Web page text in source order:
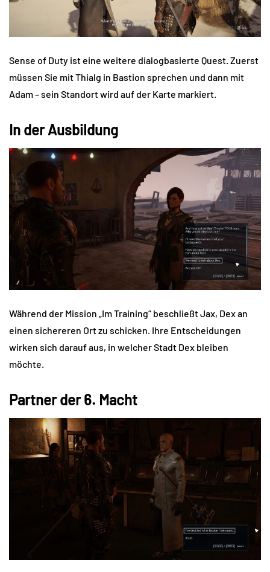
Sense of Duty ist eine weitere dialogbasierte Quest. Zuerst
müssen Sie mit Thialg in Bastion sprechen und dann mit
Adam – sein Standort wird auf der Karte markiert.
In der Ausbildung
Während der Mission „Im Training“ beschließt Jax, Dex an
einen sichereren Ort zu schicken. Ihre Entscheidungen
wirken sich darauf aus, in welcher Stadt Dex bleiben
möchte.
Partner der 6. Macht